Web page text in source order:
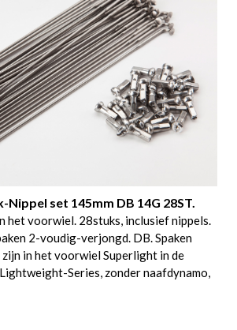
set 145mm DB 14G 28ST.
het voorwiel. 28stuks, inclusief nippels.
2-voudig-verjongd. DB. Spaken
in het voorwiel Superlight in de
Series, zonder naafdynamo,